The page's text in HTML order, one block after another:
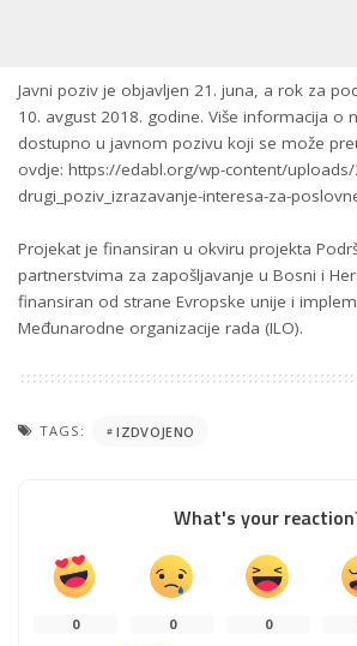
Javni poziv je objavljen 21. juna, a rok za
10. avgust 2018. godine. Više informacija o
dostupno u javnom pozivu koji se može
ovdje: https://edabl.org/wp-content/
drugi_poziv_izrazavanje-interesa-za-
Projekat je finansiran u okviru projekta
partnerstvima za zapošljavanje u Bosni i
finansiran od strane Evropske unije i
Međunarodne organizacije rada (ILO).
TAGS: IZDVOJENO
What's your
0 0 0